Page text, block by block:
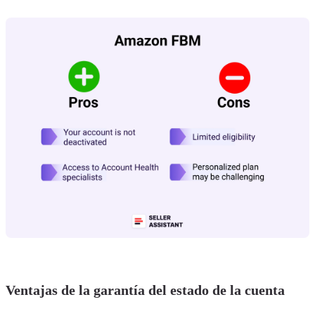
Ventajas de la garantía del estado de la cuenta